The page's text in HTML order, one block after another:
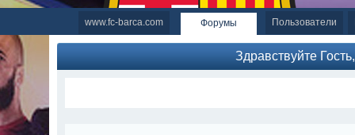
www.fc-barca.com Форумы Пользователи
Здравствуйте